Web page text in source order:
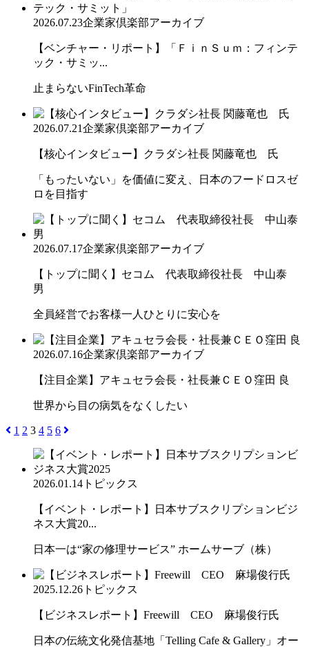
2026.07.23企業家倶楽部アーカイブ
【ベンチャー・リポート】「ＦｉｎＳｕｍ：フィンテ
ック・サミッ...
止まらないFinTech革命
2026.07.21企業家倶楽部アーカイブ
【核心インタビュー】クラダシ社長 関藤竜也 氏
「もったいない」を価値に変え、日本のフードロスゼ
ロを目指す
2026.07.17企業家倶楽部アーカイブ
【トップに聞く】セコム 代表取締役社長 中山泰
男
全員経営でお客様一人ひとりに安心を
2026.07.16企業家倶楽部アーカイブ
【注目企業】アキュセラ会長・社長兼ＣＥＯ窪田 良
世界から目の病気をなくしたい
1 2 3 4 5 6
2026.01.14 トピックス
【イベント・レポート】日本サブスクリプションビジ
ネス大賞20...
日本一は“家の修理サービス” ホームサーブ（株）
2025.12.26 トピックス
【ビジネスレポート】Freewill CEO 麻場俊行氏
日本の伝統文化発信基地「Telling Cafe & Gallery」オー